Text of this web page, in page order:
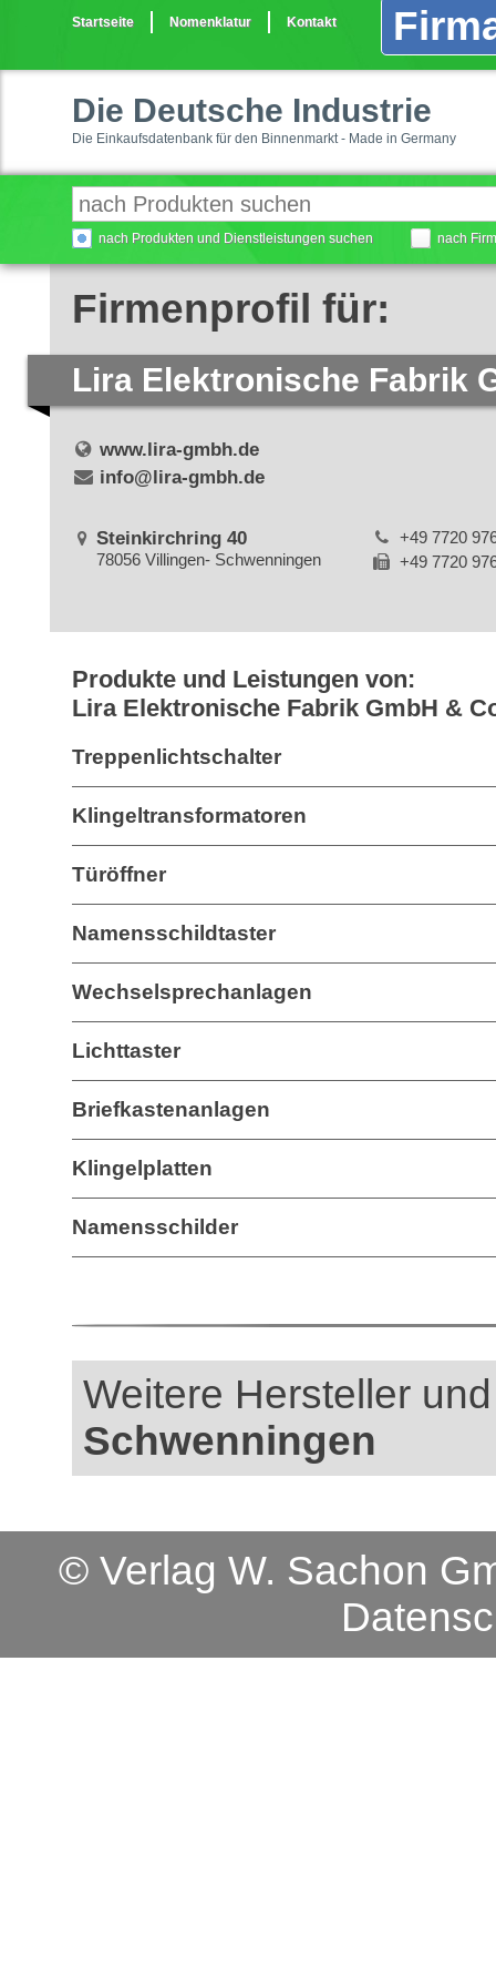
Startseite Nomenklatur Kontakt
Die Deutsche Industrie
Die Einkaufsdatenbank für den Binnenmarkt - Made in Germany
nach Produkten und Dienstleistungen suchen nach
Firmenprofil für:
Lira Elektronische Fabrik
www.lira-gmbh.de
info@lira-gmbh.de
Steinkirchring 40
78056 Villingen- Schwenningen
+49 7720
+49 7720
Produkte und Leistungen von:
Lira Elektronische Fabrik GmbH &
Treppenlichtschalter
Klingeltransformatoren
Türöffner
Namensschildtaster
Wechselsprechanlagen
Lichttaster
Briefkastenanlagen
Klingelplatten
Namensschilder
Weitere Hersteller
Schwenningen
© Verlag W. Sachon